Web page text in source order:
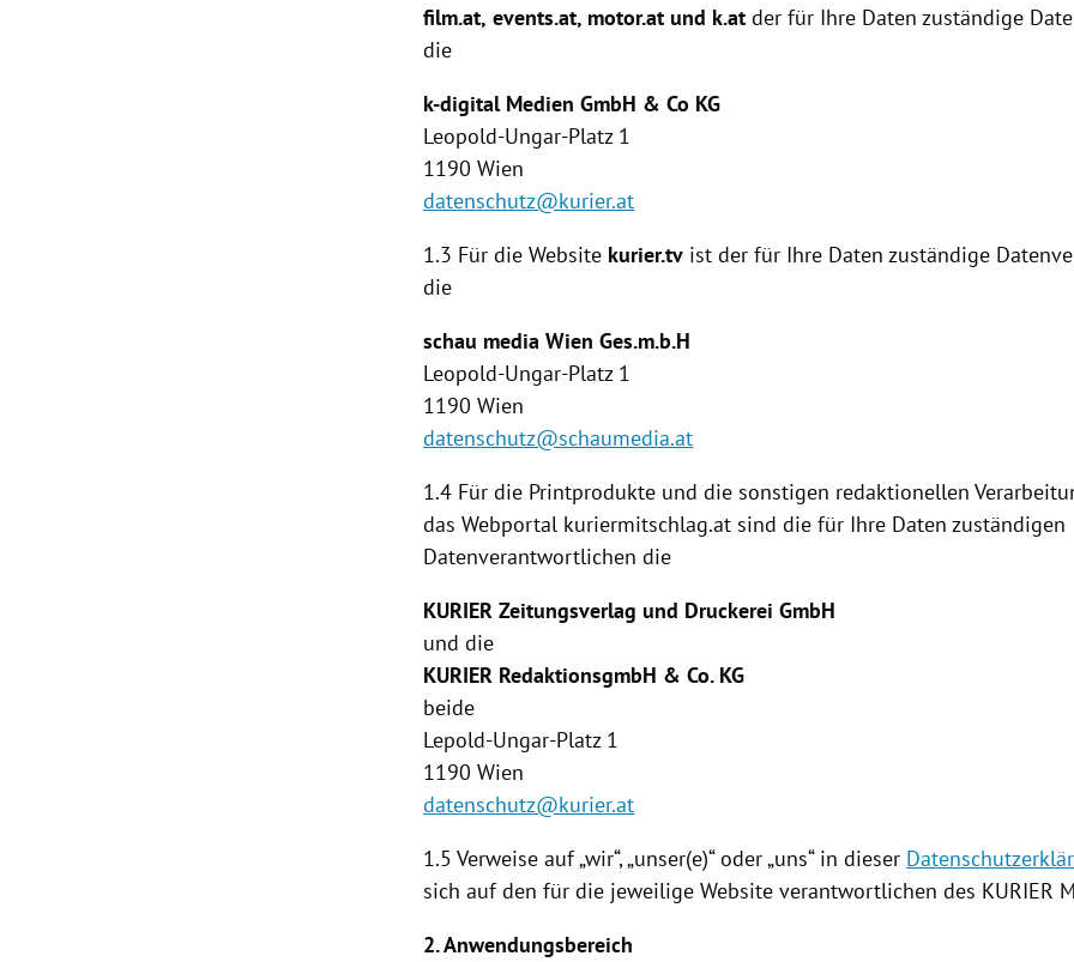
film.at, events.at, motor.at und k.at der für Ihre Daten zuständige
die
k-digital Medien GmbH & Co KG
Leopold-Ungar-Platz 1
1190Wien
datenschutz@kurier.at
1.3 Für die Website kurier.tv ist der für Ihre Daten zuständige
die
schau mediaWien Ges.m.b.H
Leopold-Ungar-Platz 1
1190Wien
datenschutz@schaumedia.at
1.4 Für die Printprodukte und die sonstigen redaktionellen
das Webportal kuriermitschlag.at sind die für Ihre Daten zuständigen
Datenverantwortlichen die
KURIER Zeitungsverlag und Druckerei GmbH
und die
KURIER RedaktionsgmbH & Co. KG
beide
Lepold-Ungar-Platz 1
1190Wien
datenschutz@kurier.at
1.5 Verweise auf „wir“, „unser(e)“ oder „uns“ in dieser
sich auf den für die jeweilige Website verantwortlichen des KURIER
2. Anwendungsbereich